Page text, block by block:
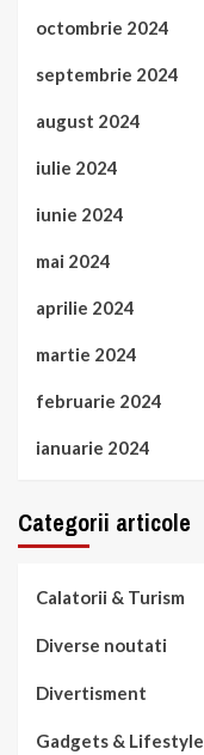
octombrie 2024
septembrie 2024
august 2024
iulie 2024
iunie 2024
mai 2024
aprilie 2024
martie 2024
februarie 2024
ianuarie 2024
Categorii articole
Calatorii & Turism
Diverse noutati
Divertisment
Gadgets & Lifestyle